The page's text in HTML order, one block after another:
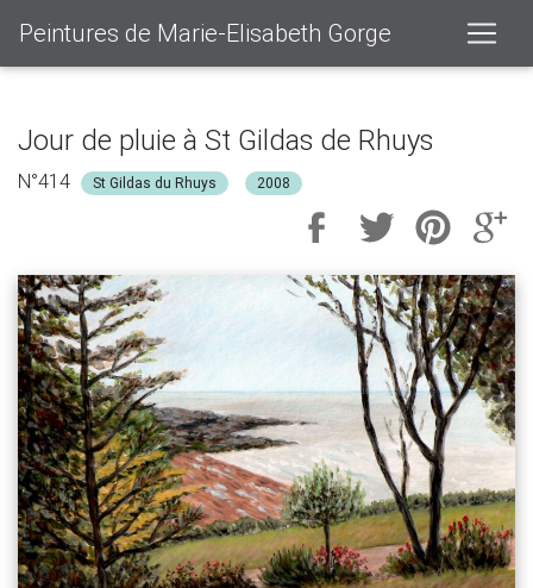
Peintures de Marie-Elisabeth Gorge
Jour de pluie à St Gildas de Rhuys
N°414 St Gildas du Rhuys 2008